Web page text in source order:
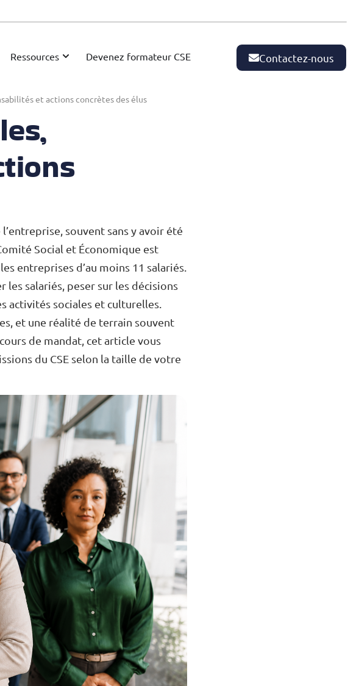
Ressources Devenez formateur CSE Contactez-nous
et actions concrètes des élus
souvent sans y avoir été
Social et Économique est
entreprises d’au moins 11 salariés.
salariés, peser sur les décisions
activités sociales et culturelles.
et une réalité de terrain souvent
de mandat, cet article vous
du CSE selon la taille de votre